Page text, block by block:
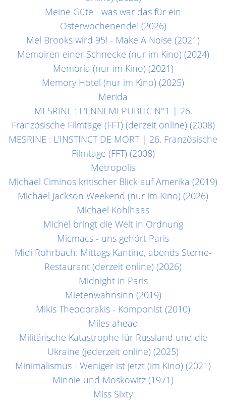
Meine Güte - was war das für ein
Osterwochenende! (2026)
Mel Brooks wird 95! - Make A Noise (2021)
Memoiren einer Schnecke (nur im Kino) (2024)
Memoria (nur im Kino) (2021)
Memory Hotel (nur im Kino) (2025)
Merida
MESRINE : L'ENNEMI PUBLIC N°1 | 26.
Französische Filmtage (FFT) (derzeit online) (2008)
MESRINE : L'INSTINCT DE MORT | 26. Französische
Filmtage (FFT) (2008)
Metropolis
Michael Ciminos kritischer Blick auf Amerika (2019)
Michael Jackson Weekend (nur im Kino) (2026)
Michael Kohlhaas
Michel bringt die Welt in Ordnung
Micmacs - uns gehört Paris
Midi Rohrbach: Mittags Kantine, abends Sterne-
Restaurant (derzeit online) (2026)
Midnight in Paris
Mietenwahnsinn (2019)
Mikis Theodorakis - Komponist (2010)
Miles ahead
Militärische Katastrophe für Russland und die
Ukraine (jederzeit online) (2025)
Minimalismus - Weniger ist jetzt (im Kino) (2021)
Minnie und Moskowitz (1971)
Miss Sixty